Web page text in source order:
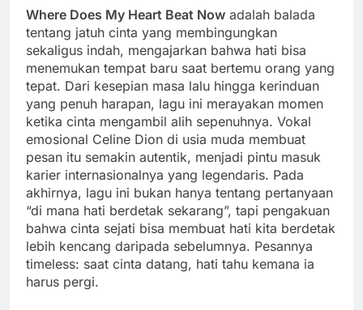
Where Does My Heart Beat Now adalah balada
tentang jatuh cinta yang membingungkan
sekaligus indah, mengajarkan bahwa hati bisa
menemukan tempat baru saat bertemu orang yang
tepat. Dari kesepian masa lalu hingga kerinduan
yang penuh harapan, lagu ini merayakan momen
ketika cinta mengambil alih sepenuhnya. Vokal
emosional Celine Dion di usia muda membuat
pesan itu semakin autentik, menjadi pintu masuk
karier internasionalnya yang legendaris. Pada
akhirnya, lagu ini bukan hanya tentang pertanyaan
“di mana hati berdetak sekarang”, tapi pengakuan
bahwa cinta sejati bisa membuat hati kita berdetak
lebih kencang daripada sebelumnya. Pesannya
timeless: saat cinta datang, hati tahu kemana ia
harus pergi.